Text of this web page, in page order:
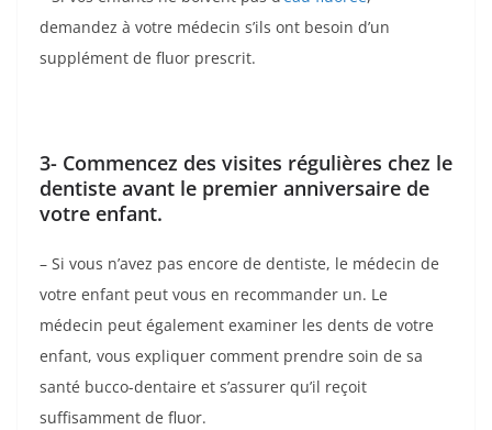
demandez à votre médecin s’ils ont besoin d’un
supplément de fluor prescrit.
3- Commencez des visites régulières chez le
dentiste avant le premier anniversaire de
votre enfant.
– Si vous n’avez pas encore de dentiste, le médecin de
votre enfant peut vous en recommander un. Le
médecin peut également examiner les dents de votre
enfant, vous expliquer comment prendre soin de sa
santé bucco-dentaire et s’assurer qu’il reçoit
suffisamment de fluor.